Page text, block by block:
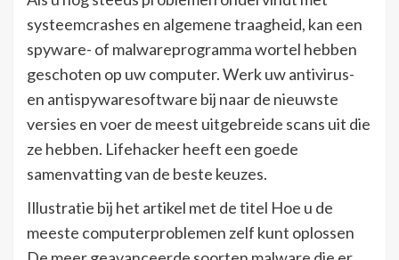
systeemcrashes en algemene traagheid, kan een
spyware- of malwareprogramma wortel hebben
geschoten op uw computer. Werk uw antivirus-
en antispywaresoftware bij naar de nieuwste
versies en voer de meest uitgebreide scans uit die
ze hebben. Lifehacker heeft een goede
samenvatting van de beste keuzes.
Illustratie bij het artikel met de titel Hoe u de
meeste computerproblemen zelf kunt oplossen